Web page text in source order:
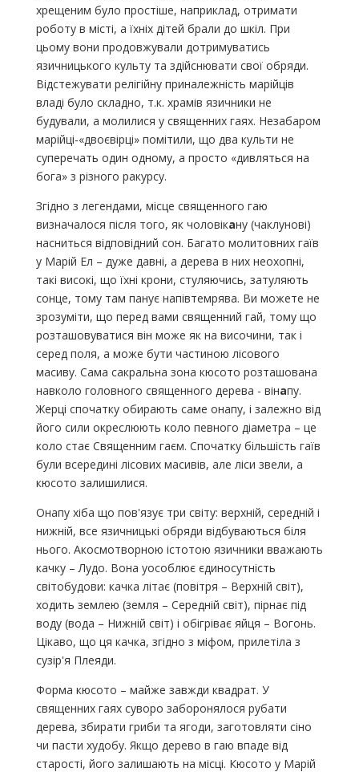
хрещеним було простіше, наприклад, отримати
роботу в місті, а їхніх дітей брали до шкіл. При
цьому вони продовжували дотримуватись
язичницького культу та здійснювати свої обряди.
Відстежувати релігійну приналежність марійців
владі було складно, т.к. храмів язичники не
будували, а молилися у священних гаях. Незабаром
марійці-«двоєвірці» помітили, що два культи не
суперечать один одному, а просто «дивляться на
бога» з різного ракурсу.
Згідно з легендами, місце священного гаю
визначалося після того, як чоловікану (чаклунові)
насниться відповідний сон. Багато молитовних гаїв
у Марій Ел – дуже давні, а дерева в них неохопні,
такі високі, що їхні крони, стуляючись, затуляють
сонце, тому там панує напівтемрява. Ви можете не
зрозуміти, що перед вами священний гай, тому що
розташовуватися він може як на височини, так і
серед поля, а може бути частиною лісового
масиву. Сама сакральна зона кюсото розташована
навколо головного священного дерева - вінапу.
Жерці спочатку обирають саме онапу, і залежно від
його сили окреслюють коло певного діаметра – це
коло стає Священним гаєм. Спочатку більшість гаїв
були всередині лісових масивів, але ліси звели, а
кюсото залишилися.
Онапу хіба що пов'язує три світу: верхній, середній і
нижній, все язичницькі обряди відбуваються біля
нього. Акосмотворною істотою язичники вважають
качку – Лудо. Вона уособлює єдиносутність
світобудови: качка літає (повітря – Верхній світ),
ходить землею (земля – Середній світ), пірнає під
воду (вода – Нижній світ) і обігріває яйця – Вогонь.
Цікаво, що ця качка, згідно з міфом, прилетіла з
сузір'я Плеяди.
Форма кюсото – майже завжди квадрат. У
священних гаях суворо заборонялося рубати
дерева, збирати гриби та ягоди, заготовляти сіно
чи пасти худобу. Якщо дерево в гаю впаде від
старості, його залишають на місці. Кюсото у Марій